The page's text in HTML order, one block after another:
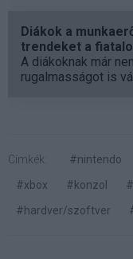
Diákok a
trendeket a
A diákoknak már
rugalmasságot is
Címkék: #nintendo
#xbox
#konzol
#hardver/szoftver